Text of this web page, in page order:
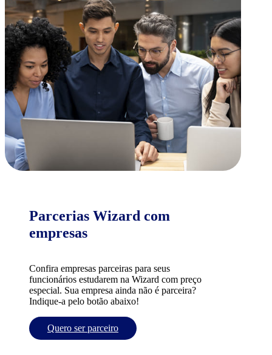
Parcerias Wizard com
empresas
Confira empresas parceiras para seus
funcionários estudarem na Wizard com preço
especial. Sua empresa ainda não é parceira?
Indique-a pelo botão abaixo!
Quero ser parceiro